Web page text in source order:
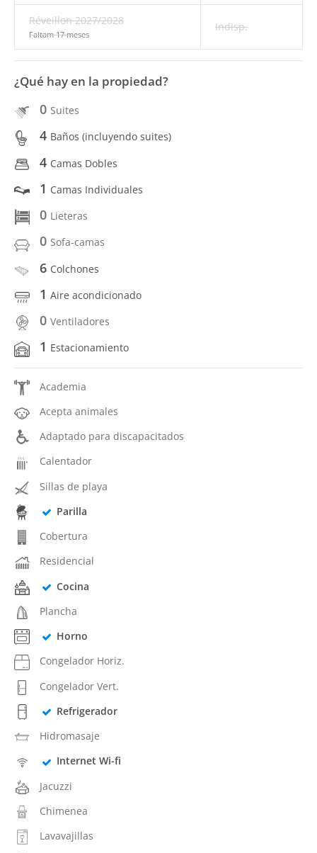
Réveillon 2027/2028
Faltam 17 meses
Indisp.
¿Qué hay en la propiedad?
0 Suites
4 Baños (incluyendo suites)
4 Camas Dobles
1 Camas Individuales
0 Lieteras
0 Sofa-camas
6 Colchones
1 Aire acondicionado
0 Ventiladores
1 Estacionamiento
Academia
Acepta animales
Adaptado para discapacitados
Calentador
Sillas de playa
Parilla
Cobertura
Residencial
Cocina
Plancha
Horno
Congelador Horiz.
Congelador Vert.
Refrigerador
Hidromasaje
Internet Wi-fi
Jacuzzi
Chimenea
Lavavajillas